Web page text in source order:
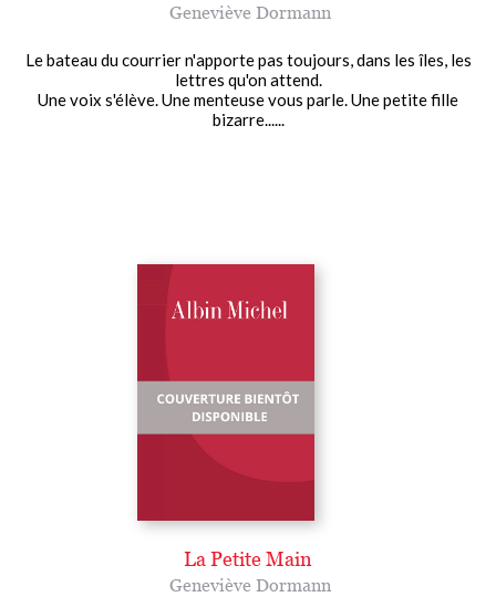
Geneviève Dormann
Le bateau du courrier n'apporte pas toujours, dans les îles, les
lettres qu'on attend.
Une voix s'élève. Une menteuse vous parle. Une petite fille
bizarre......
La Petite Main
Geneviève Dormann